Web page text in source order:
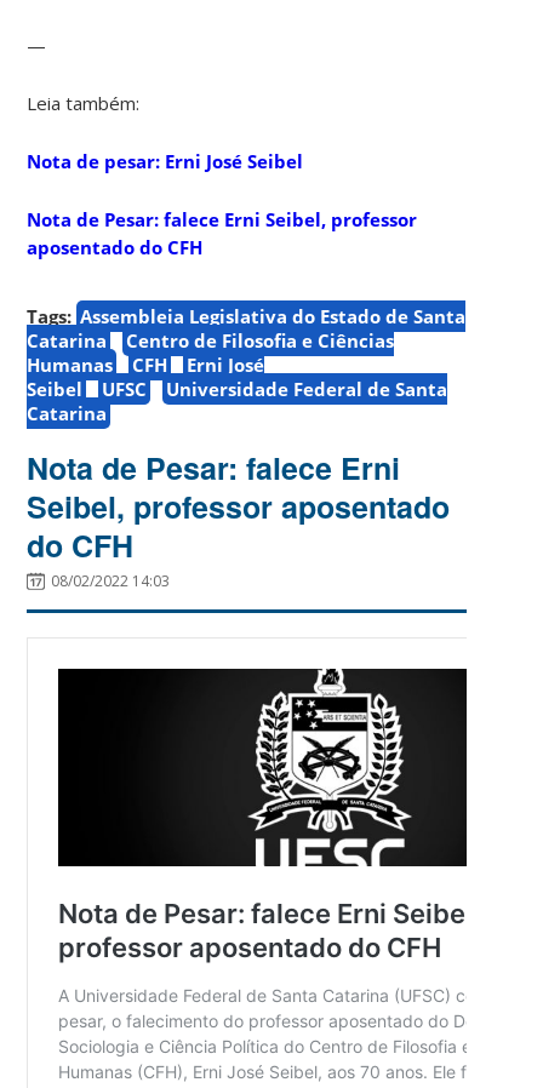
—
Leia também:
Nota de pesar: Erni José Seibel
Nota de Pesar: falece Erni Seibel, professor
aposentado do CFH
Tags: Assembleia Legislativa do Estado de Santa
Catarina
Centro de Filosofia e Ciências
Humanas
CFH
Erni José
Seibel
UFSC
Universidade Federal de Santa
Catarina
Nota de Pesar: falece Erni
Seibel, professor aposentado
do CFH
08/02/2022 14:03